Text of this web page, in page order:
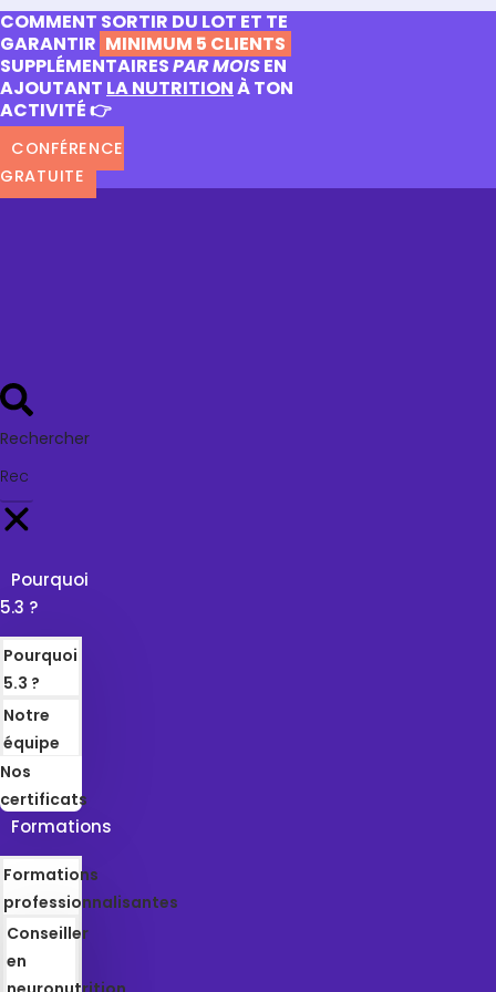
COMMENT SORTIR DU LOT ET TE
GARANTIR MINIMUM 5 CLIENTS
SUPPLÉMENTAIRESPAR MOISEN
AJOUTANT LA NUTRITIONÀ TON
ACTIVITÉ 👉
CONFÉRENCE
GRATUITE
Rechercher
Pourquoi
5.3 ?
Pourquoi
5.3 ?
Notre
équipe
Nos
certificats
Formations
Formations
professionnalisantes
Conseiller
en